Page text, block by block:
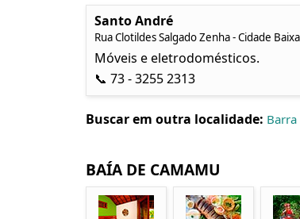
Santo André
Rua Clotildes Salgado Zenha - Cidade
Móveis e eletrodomésticos.
📞 73 - 3255 2313
Buscar em outra localidade:
BAÍA DE CAMAMU